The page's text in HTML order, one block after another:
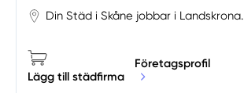
Din Städ i Skåne jobbar i Landskrona.
Lägg till städfirma
Företagsprofil